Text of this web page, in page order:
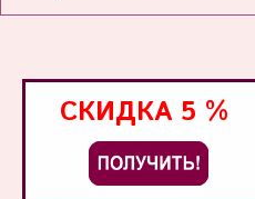
СКИДКА 5 %